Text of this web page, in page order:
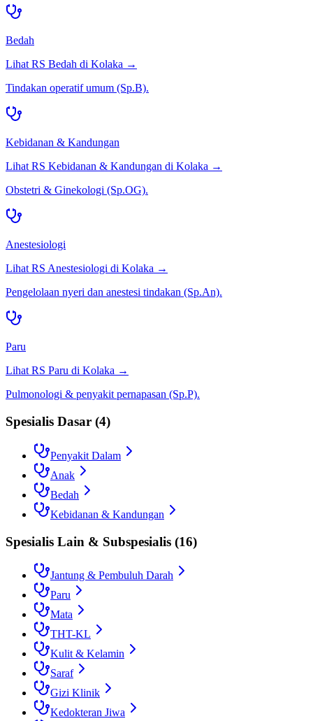
Bedah
Lihat RS Bedah di Kolaka →
Tindakan operatif umum (Sp.B).
Kebidanan & Kandungan
Lihat RS Kebidanan & Kandungan di Kolaka →
Obstetri & Ginekologi (Sp.OG).
Anestesiologi
Lihat RS Anestesiologi di Kolaka →
Pengelolaan nyeri dan anestesi tindakan (Sp.An).
Paru
Lihat RS Paru di Kolaka →
Pulmonologi & penyakit pernapasan (Sp.P).
Spesialis Dasar (4)
Penyakit Dalam
Anak
Bedah
Kebidanan & Kandungan
Spesialis Lain & Subspesialis (16)
Jantung & Pembuluh Darah
Paru
Mata
THT-KL
Kulit & Kelamin
Saraf
Gizi Klinik
Kedokteran Jiwa